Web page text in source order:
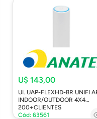
U$ 143,00
UI. UAP-FLEXHD-BR UNIFI
INDOOR/OUTDOOR 4X4
200+CLIENTES
Cód: 63561